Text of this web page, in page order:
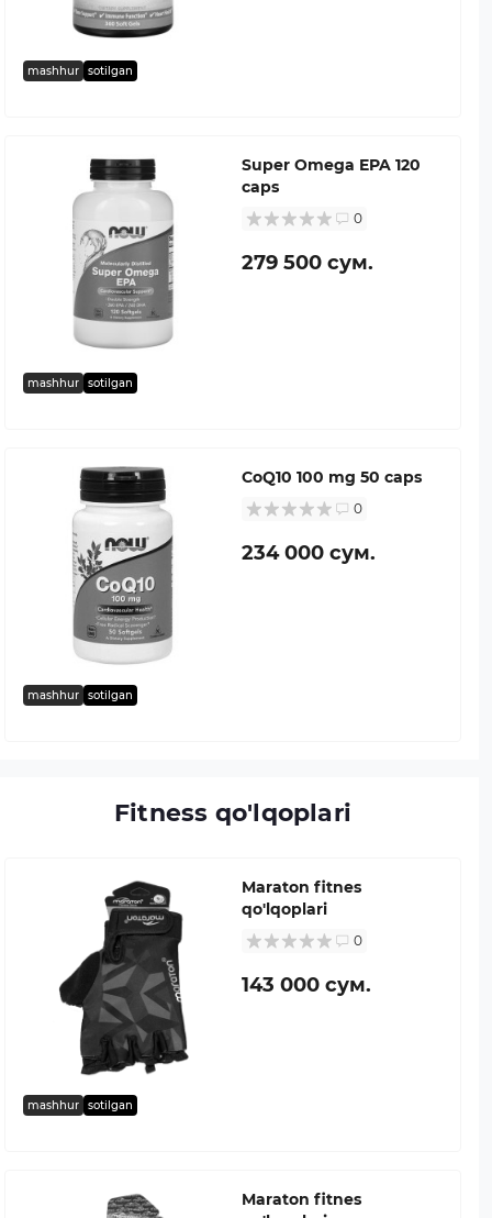
mashhur sotilgan
mashhur sotilgan
Super Omega EPA 120
caps
0
279 500 сум.
mashhur sotilgan
CoQ10 100 mg 50 caps
0
234 000 сум.
Fitness qo'lqoplari
mashhur sotilgan
Maraton fitnes
qo'lqoplari
0
143 000 сум.
Maraton fitnes